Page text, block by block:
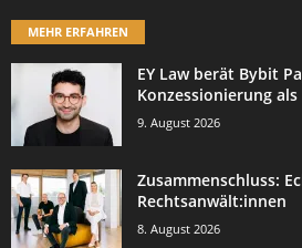
MEHR ERFAHREN
EY Law berät Bybit
Konzessionierung
9. August 2026
Zusammenschluss:
Rechtsanwält:innen
8. August 2026